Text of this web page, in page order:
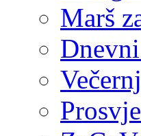
Marš